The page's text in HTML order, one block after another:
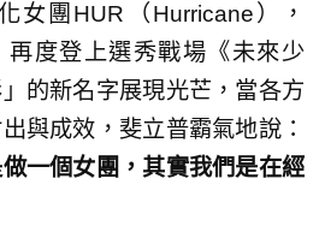
女團HUR（Hurricane），
再度登上選秀戰場《未來少
的新名字展現光芒，當各方
與成效，斐立普霸氣地說：
做一個女團，其實我們是在經